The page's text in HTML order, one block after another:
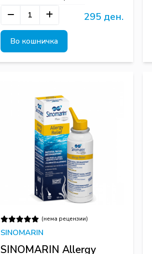
295 ден.
Во кошничка
(нема рецензии)
SINOMARIN
SINOMARIN Allergy